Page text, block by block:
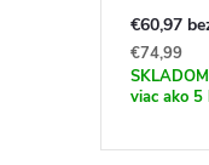
€60,97
€74,99
SKLADOM
viac ako 5